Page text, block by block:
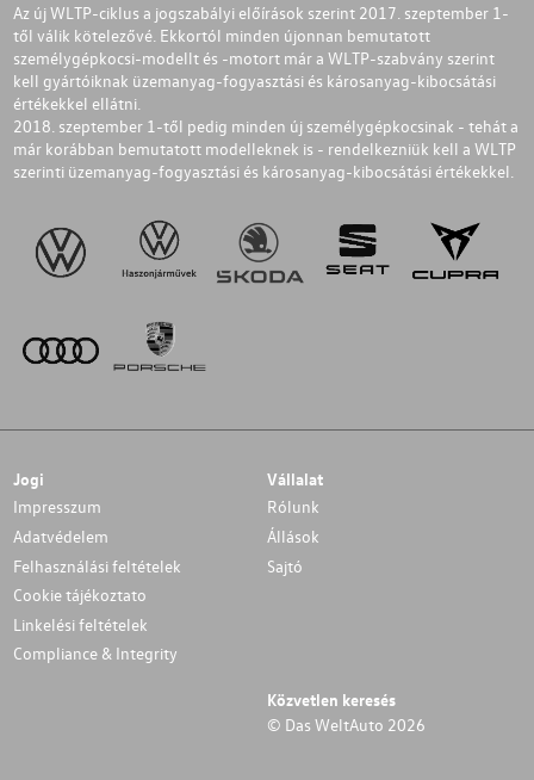
Az új WLTP-ciklus a jogszabályi előírások szerint 2017. szeptember 1-
től válik kötelezővé. Ekkortól minden újonnan bemutatott
személygépkocsi-modellt és -motort már a WLTP-szabvány szerint
kell gyártóiknak üzemanyag-fogyasztási és károsanyag-kibocsátási
értékekkel ellátni.
2018. szeptember 1-től pedig minden új személygépkocsinak - tehát a
már korábban bemutatott modelleknek is - rendelkezniük kell a WLTP
szerinti üzemanyag-fogyasztási és károsanyag-kibocsátási értékekkel.
Jogi
Impresszum
Adatvédelem
Felhasználási feltételek
Cookie tájékoztato
Linkelési feltételek
Compliance & Integrity
Vállalat
Rólunk
Állások
Sajtó
Közvetlen keresés
© Das WeltAuto 2026